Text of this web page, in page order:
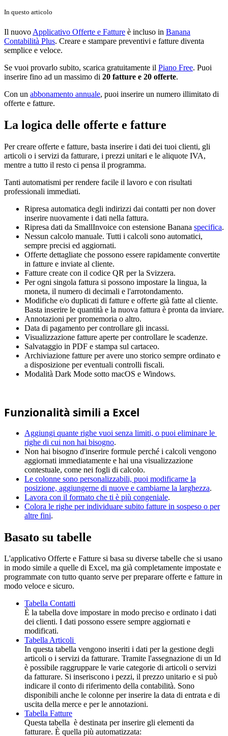
In questo articolo
Il nuovo Applicativo Offerte e Fatture è incluso in Banana
Contabilità Plus. Creare e stampare preventivi e fatture diventa
semplice e veloce.
Se vuoi provarlo subito, scarica gratuitamente il Piano Free. Puoi
inserire fino ad un massimo di 20 fatture e 20 offerte.
Con un abbonamento annuale, puoi inserire un numero illimitato di
offerte e fatture.
La logica delle offerte e fatture
Per creare offerte e fatture, basta inserire i dati dei tuoi clienti, gli
articoli o i servizi da fatturare, i prezzi unitari e le aliquote IVA,
mentre a tutto il resto ci pensa il programma.
Tanti automatismi per rendere facile il lavoro e con risultati
professionali immediati.
Ripresa automatica degli indirizzi dai contatti per non dover
inserire nuovamente i dati nella fattura.
Ripresa dati da SmallInvoice con estensione Banana specifica.
Nessun calcolo manuale. Tutti i calcoli sono automatici,
sempre precisi ed aggiornati.
Offerte dettagliate che possono essere rapidamente convertite
in fatture e inviate al cliente.
Fatture create con il codice QR per la Svizzera.
Per ogni singola fattura si possono impostare la lingua, la
moneta, il numero di decimali e l'arrotondamento.
Modifiche e/o duplicati di fatture e offerte già fatte al cliente.
Basta inserire le quantità e la nuova fattura è pronta da inviare.
Annotazioni per promemoria o altro.
Data di pagamento per controllare gli incassi.
Visualizzazione fatture aperte per controllare le scadenze.
Salvataggio in PDF e stampa sul cartaceo.
Archiviazione fatture per avere uno storico sempre ordinato e
a disposizione per eventuali controlli fiscali.
Modalità Dark Mode sotto macOS e Windows.
Funzionalità simili a Excel
Aggiungi quante righe vuoi senza limiti, o puoi eliminare le
righe di cui non hai bisogno.
Non hai bisogno d'inserire formule perché i calcoli vengono
aggiornati immediatamente e hai una visualizzazione
contestuale, come nei fogli di calcolo.
Le colonne sono personalizzabili, puoi modificarne la
posizione, aggiungerne di nuove e cambiarne la larghezza.
Lavora con il formato che ti è più congeniale.
Colora le righe per individuare subito fatture in sospeso o per
altre fini.
Basato su tabelle
L'applicativo Offerte e Fatture si basa su diverse tabelle che si usano
in modo simile a quelle di Excel, ma già completamente impostate e
programmate con tutto quanto serve per preparare offerte e fatture in
modo veloce e sicuro.
Tabella Contatti
È la tabella dove impostare in modo preciso e ordinato i dati
dei clienti. I dati possono essere sempre aggiornati e
modificati.
Tabella Articoli
In questa tabella vengono inseriti i dati per la gestione degli
articoli o i servizi da fatturare. Tramite l'assegnazione di un Id
è possibile raggruppare le varie categorie di articoli o servizi
da fatturare. Si inseriscono i pezzi, il prezzo unitario e si può
indicare il conto di riferimento della contabilità. Sono
disponibili anche le colonne per inserire la data di entrata e di
uscita della merce e per le annotazioni.
Tabella Fatture
Questa tabella è destinata per inserire gli elementi da
fatturare. È quella più automatizzata: